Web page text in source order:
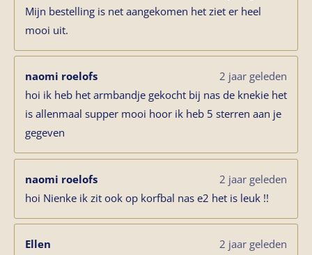
Mijn bestelling is net aangekomen het ziet er heel
mooi uit.
naomi roelofs
2 jaar geleden
hoi ik heb het armbandje gekocht bij nas de knekie het
is allenmaal supper mooi hoor ik heb 5 sterren aan je
gegeven
naomi roelofs
2 jaar geleden
hoi Nienke ik zit ook op korfbal nas e2 het is leuk !!
Ellen 2 jaar geleden